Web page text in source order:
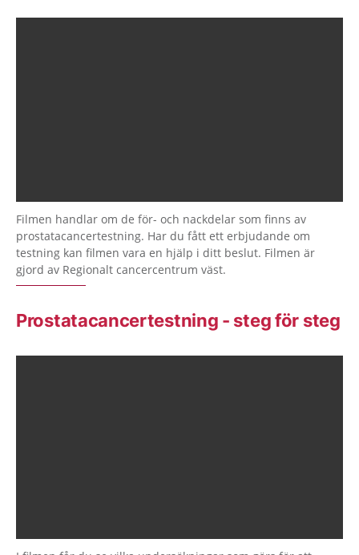
Filmen handlar om de för- och nackdelar som finns av
prostatacancertestning. Har du fått ett erbjudande om
testning kan filmen vara en hjälp i ditt beslut. Filmen är
gjord av Regionalt cancercentrum väst.
Prostatacancertestning - steg för steg